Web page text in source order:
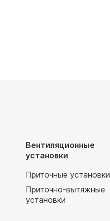
Вентиляционные
установки
Приточные установки
Приточно-вытяжные
установки